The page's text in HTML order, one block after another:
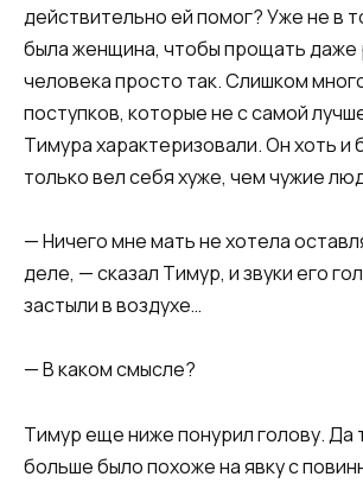
действительно ей помог? Уже не в
была женщина, чтобы прощать даже
человека просто так. Слишком
поступков, которые не с самой
Тимура характеризовали. Он хоть и
только вел себя хуже, чем чужие
— Ничего мне мать не хотела
деле, — сказал Тимур, и звуки его
застыли в воздухе…
— В каком смысле?
Тимур еще ниже понурил голову. Да
больше было похоже на явку с